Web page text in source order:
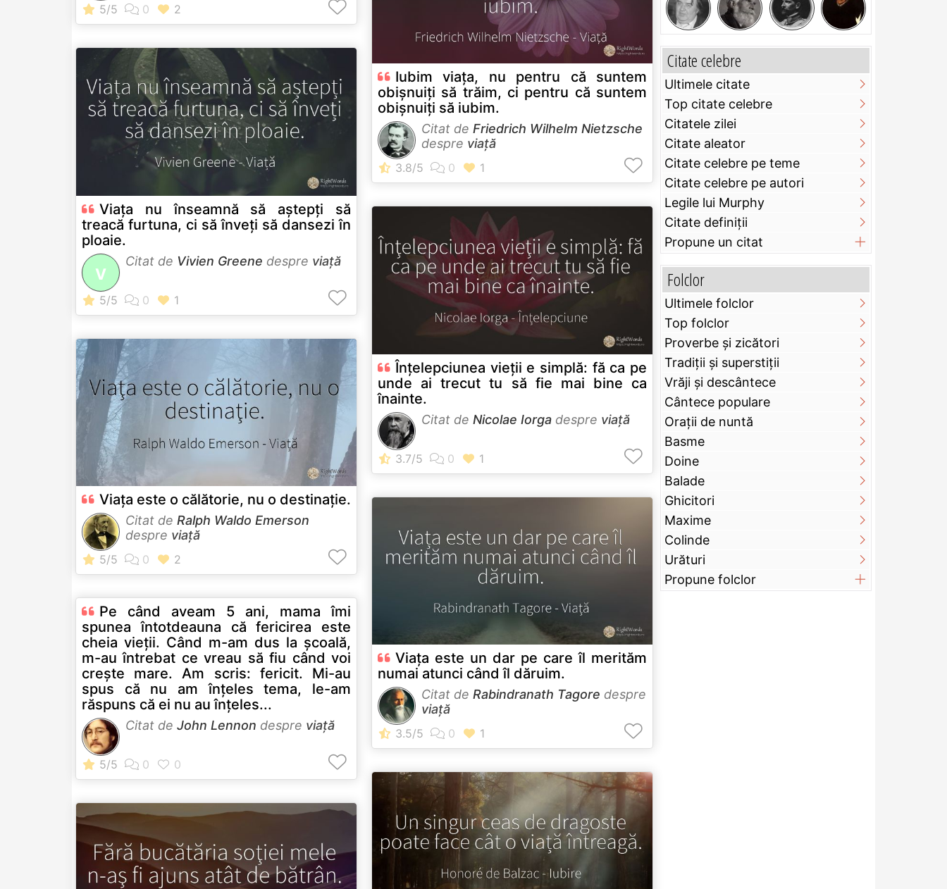
Viața nu înseamnă să aștepți să
treacă furtuna, ci să înveți să dansezi în
ploaie.
V
Citat de Vivien Greene despre viață
Viaţa este o călătorie, nu o destinaţie.
Citat de Ralph Waldo Emerson
despre viață
Pe când aveam 5 ani, mama îmi
spunea întotdeauna că fericirea este
cheia vieţii. Când m-am dus la şcoală,
m-au întrebat ce vreau să fiu când voi
creşte mare. Am scris: fericit. Mi-au
spus că nu am înţeles tema, le-am
răspuns că ei nu au înţeles...
Citat de John Lennon despre viață
Iubim viața, nu pentru că suntem
obișnuiți să trăim, ci pentru că suntem
obișnuiți să iubim.
Citat de Friedrich Wilhelm Nietzsche
despre viață
Înţelepciunea vieţii e simplă: fă ca pe
unde ai trecut tu să fie mai bine ca
înainte.
Citat de Nicolae Iorga despre viață
Viața este un dar pe care îl merităm
numai atunci când îl dăruim.
Citat de Rabindranath Tagore despre
viață
Citate celebre
Ultimele citate
Top citate celebre
Citatele zilei
Citate aleator
Citate celebre pe teme
Citate celebre pe autori
Legile lui Murphy
Citate definiţii
Propune un citat
Folclor
Ultimele folclor
Top folclor
Proverbe și zicători
Tradiții și superstiții
Vrăji și descântece
Cântece populare
Orații de nuntă
Basme
Doine
Balade
Ghicitori
Maxime
Colinde
Urături
Propune folclor